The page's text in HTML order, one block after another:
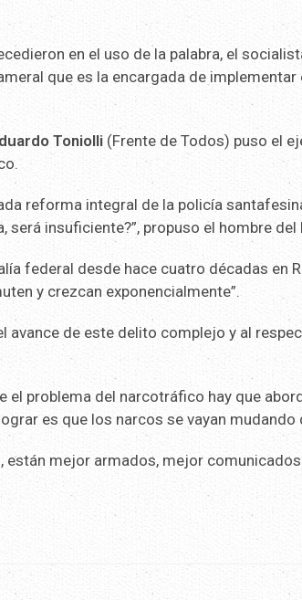
en el uso de la palabra, el
que es la encargada de
Toniolli (Frente de Todos) puso el
reforma integral de la policía
será insuficiente?”, propuso el hombre
federal desde hace cuatro décadas en
y crezcan exponencialmente”.
avance de este delito complejo y al
el problema del narcotráfico hay que
es que los narcos se vayan mudando
mejor armados, mejor